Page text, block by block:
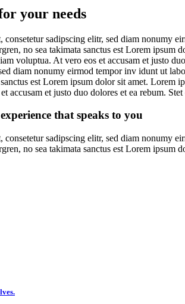
your needs
sadipscing elitr, sed diam nonumy
no sea takimata sanctus est Lorem
voluptua. At vero eos et accusam et justo
diam nonumy eirmod tempor inv idunt ut
est Lorem ipsum dolor sit amet.
accusam et justo duo dolores et ea rebum.
that speaks to you
sadipscing elitr, sed diam nonumy
no sea takimata sanctus est Lorem